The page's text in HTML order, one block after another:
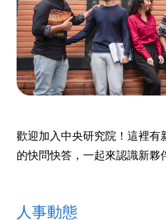
歡迎加入中央研究院！這裡有
的快問快答，一起來認識新夥
人事動態